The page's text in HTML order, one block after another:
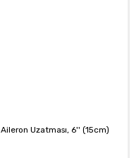
Aileron Uzatması, 6'' (15cm)